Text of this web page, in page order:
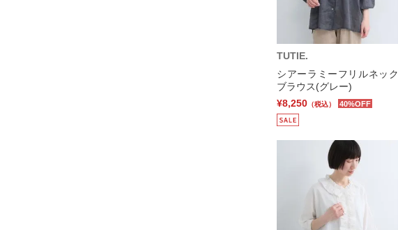
TUTIE.
シアーラミーフリルネック
ブラウス(グレー)
¥8,250 （税込） 40%OFF